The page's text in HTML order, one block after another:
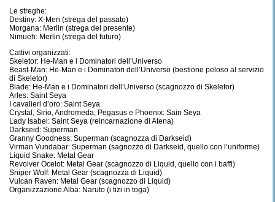
Le streghe:
Destiny: X-Men (strega del passato)
Morgana: Merlin (strega del presente)
Nimueh: Merlin (strega del futuro)
Cattivi organizzati:
Skeletor: He-Man e i Dominatori dell’Universo
Beast-Man: He-Man e i Dominatori dell’Universo (bestione peloso al servizio
di Skeletor)
Blade: He-Man e i Dominatori dell’Universo (scagnozzo di Skeletor)
Arles: Saint Seya
I cavalieri d’oro: Saint Seya
Crystal, Sirio, Andromeda, Pegasus e Phoenix: Sain Seya
Lady Isabel: Saint Seya (reincarnazione di Atena)
Darkseid: Superman
Granny Goodness: Superman (scagnozza di Darkseid)
Virman Vundabar: Superman (sagnozzo di Darkseid, quello con l’uniforme)
Liquid Snake: Metal Gear
Revolver Ocelot: Metal Gear (scagnozzo di Liquid, quello con i baffi)
Sniper Wolf: Metal Gear (scagnozza di Liquid)
Vulcan Raven: Metal Gear (scagnozzo di Liquid)
Organizzazione Alba: Naruto (i tizi in toga)